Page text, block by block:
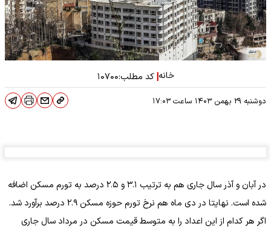
خانه| کد مطلب:۱۰۷۰۰
دوشنبه ۲۹ بهمن ۱۴۰۳ ساعت
در آبان و آذر سال جاری هم به ترتیب ۳.۱ و ۲.۵ درصد به تورم مسکن اضافه
شده است. نهایتا در دی ماه هم نرخ تورم حوزه مسکن ۲.۹ درصد برآورد شد.
اگر هر کدام از این اعداد را به متوسط قیمت مسکن در مرداد سال جاری